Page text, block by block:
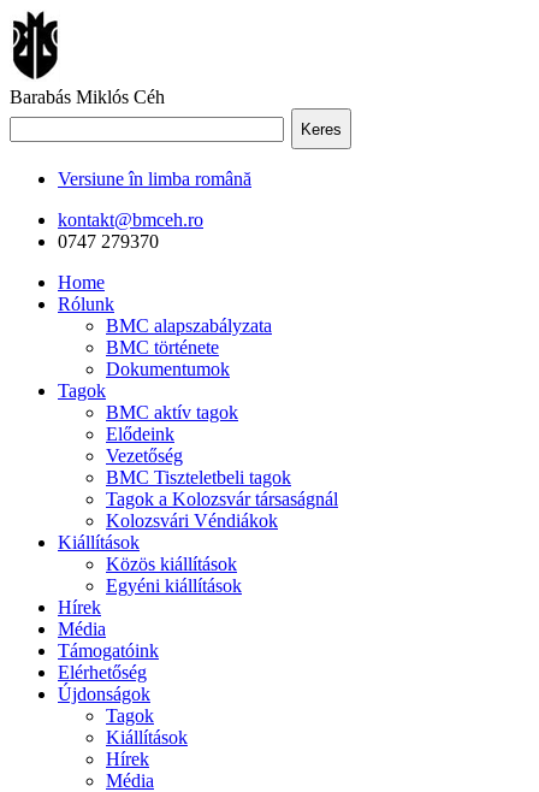
Barabás Miklós Céh
Keres
Versiune în limba română
kontakt@bmceh.ro
0747 279370
Home
Rólunk
BMC alapszabályzata
BMC története
Dokumentumok
Tagok
BMC aktív tagok
Elődeink
Vezetőség
BMC Tiszteletbeli tagok
Tagok a Kolozsvár társaságnál
Kolozsvári Véndiákok
Kiállítások
Közös kiállítások
Egyéni kiállítások
Hírek
Média
Támogatóink
Elérhetőség
Újdonságok
Tagok
Kiállítások
Hírek
Média